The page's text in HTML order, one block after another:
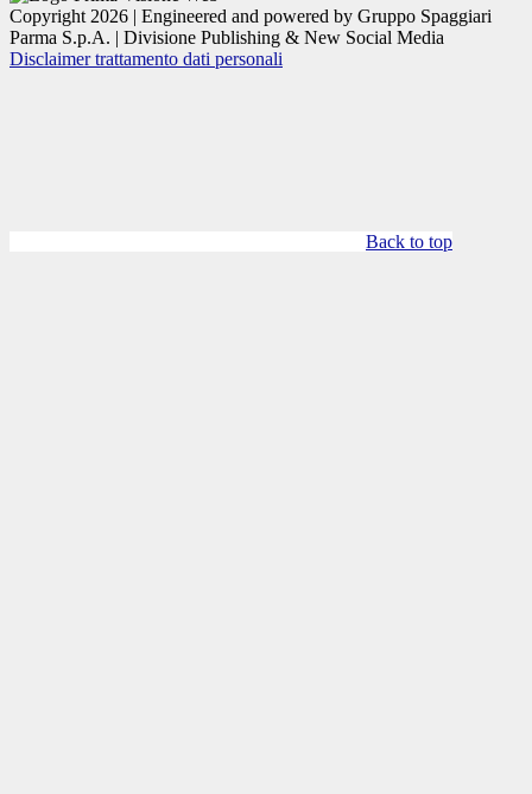
Copyright 2026 | Engineered and powered by Gruppo Spaggiari
Parma S.p.A. | Divisione Publishing & New Social Media
Disclaimer trattamento dati personali
Back to top